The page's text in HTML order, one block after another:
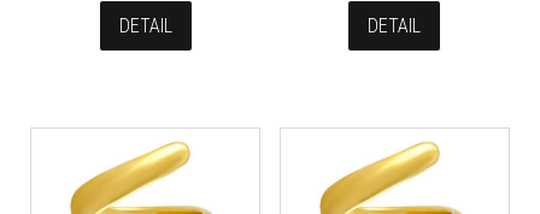
DETAIL DETAIL